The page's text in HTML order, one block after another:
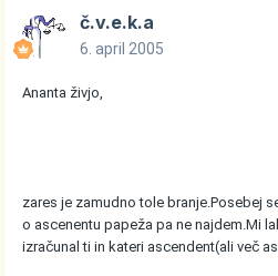
č.v.e.k.a
6. april 2005
Ananta živjo,
zares je zamudno tole branje.Posebej
o ascenentu papeža pa ne najdem.Mi
izračunal ti in kateri ascendent(ali več